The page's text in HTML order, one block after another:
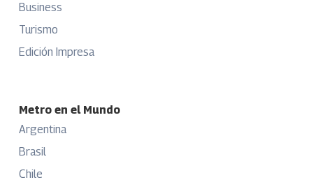
Business
Turismo
Edición Impresa
Metro en el Mundo
Argentina
Brasil
Chile